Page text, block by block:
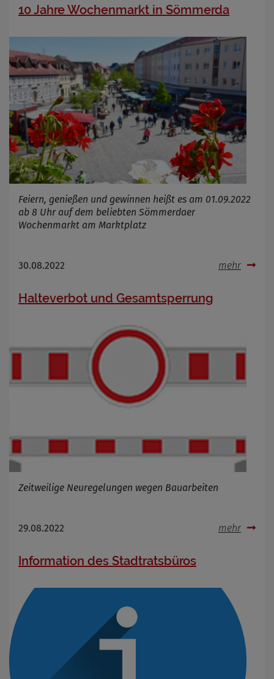
10 Jahre Wochenmarkt in Sömmerda
Feiern, genießen und gewinnen heißt es am 01.09.2022
ab 8 Uhr auf dem beliebten Sömmerdaer
Wochenmarkt am Marktplatz
30.08.2022 mehr
Halteverbot und Gesamtsperrung
Zeitweilige Neuregelungen wegen Bauarbeiten
29.08.2022 mehr
Information des Stadtratsbüros